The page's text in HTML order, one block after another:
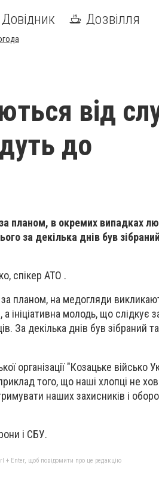
Довідник Дозвілля
від
до
за планом, в окремих випадках
за декілька днів був
спікер АТО .
за планом, на медогляди
а ініціативна молодь, що слідкує
За декілька днів був зібраний
організації "Козацьке військо
того, що наші хлопці не
наших захисників і
і СБУ.
+ Enter, щоб повідомити про це редакцію